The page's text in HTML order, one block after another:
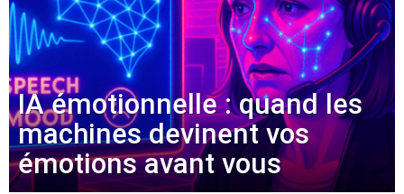
IA émotionnelle : quand les
machines devinent vos
émotions avant vous